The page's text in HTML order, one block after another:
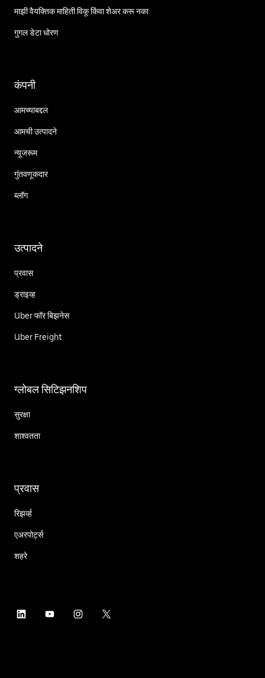
माझी वैयक्तिक माहिती विकू किंवा शेअर करू नका
गुगल डेटा धोरण
कंपनी
आमच्याबद्दल
आमची उत्पादने
न्यूजरूम
गुंतवणूकदार
ब्लॉग
उत्पादने
प्रवास
ड्राइव्ह
Uber फॉर बिझनेस
Uber Freight
ग्लोबल सिटिझनशिप
सुरक्षा
शाश्वतता
प्रवास
रिझर्व्ह
एअरपोर्ट्स
शहरे